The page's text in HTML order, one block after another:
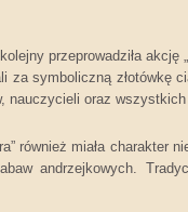
przeprowadziła akcję
za symboliczną złotówkę
nauczycieli oraz wszystkich
również miała charakter
andrzejkowych.